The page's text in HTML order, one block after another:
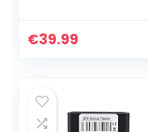
Traqueur GPS
€39.99